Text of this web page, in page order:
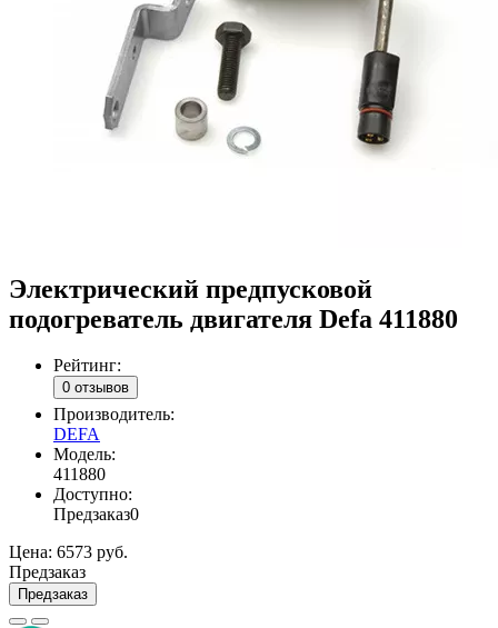
Электрический предпусковой
подогреватель двигателя Defa 411880
Рейтинг:
0 отзывов
Производитель:
DEFA
Модель:
411880
Доступно:
Предзаказ0
Цена: 6573 руб.
Предзаказ
Предзаказ